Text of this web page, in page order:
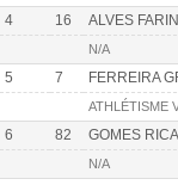
4 16 ALVES
N/A
5 7 FERREIRA
ATHLÉTISME
6 82 GOMES
N/A